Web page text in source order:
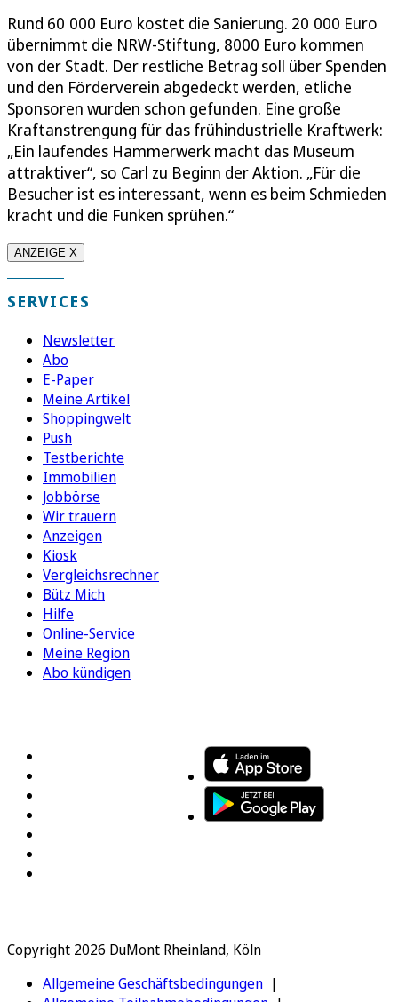
Rund 60 000 Euro kostet die Sanierung. 20 000 Euro
übernimmt die NRW-Stiftung, 8000 Euro kommen
von der Stadt. Der restliche Betrag soll über Spenden
und den Förderverein abgedeckt werden, etliche
Sponsoren wurden schon gefunden. Eine große
Kraftanstrengung für das frühindustrielle Kraftwerk:
„Ein laufendes Hammerwerk macht das Museum
attraktiver“, so Carl zu Beginn der Aktion. „Für die
Besucher ist es interessant, wenn es beim Schmieden
kracht und die Funken sprühen.“
ANZEIGE X
SERVICES
Newsletter
Abo
E-Paper
Meine Artikel
Shoppingwelt
Push
Testberichte
Immobilien
Jobbörse
Wir trauern
Anzeigen
Kiosk
Vergleichsrechner
Bütz Mich
Hilfe
Online-Service
Meine Region
Abo kündigen
Copyright 2026 DuMont Rheinland, Köln
Allgemeine Geschäftsbedingungen